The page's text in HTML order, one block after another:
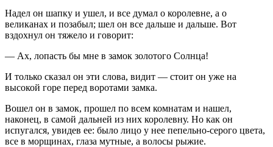
Надел он шапку и ушел, и все думал о королевне, а о
великанах и позабыл; шел он все дальше и дальше. Вот
вздохнул он тяжело и говорит:
— Ах, лопасть бы мне в замок золотого Солнца!
И только сказал он эти слова, видит — стоит он уже на
высокой горе перед воротами замка.
Вошел он в замок, прошел по всем комнатам и нашел,
наконец, в самой дальней из них королевну. Но как он
испугался, увидев ее: было лицо у нее пепельно-серого цвета,
все в морщинах, глаза мутные, а волосы рыжие.